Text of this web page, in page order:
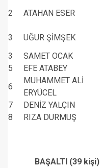
2 ATAHAN ESER
3 UĞUR ŞİMŞEK
3
SAMET OCAK
5
EFE ATABEY
6
MUHAMMET ALİ
ERYÜCEL
7
DENİZ YALÇIN
8
RIZA DURMUŞ
BAŞALTI (39 kişi)